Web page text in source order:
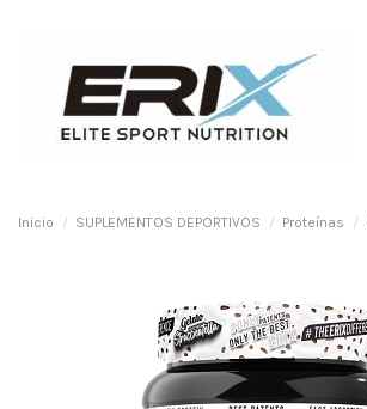
Inicio SUPLEMENTOS DEPORTIVOS Proteínas